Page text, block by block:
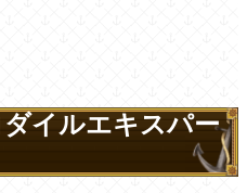
イルエキスパー